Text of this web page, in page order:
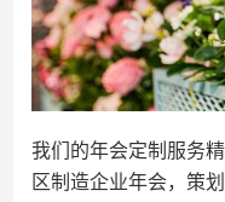
我们的年会定制服务
区制造企业年会，策